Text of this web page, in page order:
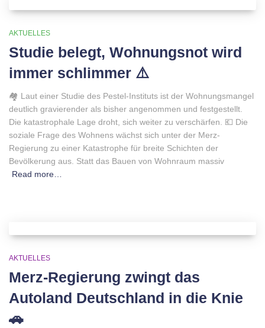
AKTUELLES
Studie belegt, Wohnungsnot wird
immer schlimmer ⚠️
🏘 Laut einer Studie des Pestel-Instituts ist der Wohnungsmangel
deutlich gravierender als bisher angenommen und festgestellt.
Die katastrophale Lage droht, sich weiter zu verschärfen. 💶 Die
soziale Frage des Wohnens wächst sich unter der Merz-
Regierung zu einer Katastrophe für breite Schichten der
Bevölkerung aus. Statt das Bauen von Wohnraum massiv
Read more…
AKTUELLES
Merz-Regierung zwingt das
Autoland Deutschland in die Knie
🚗